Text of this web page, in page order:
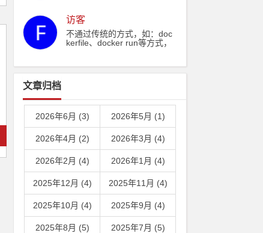
onf /etc/nginx/nginx.conf" ˃˃
./Dockerfile echo "RUN wher
eis nginx" ˃˃ ./Dockerfile ec
ho "EXPOSE 8000" ˃˃ ./Doc
process.json && nginx -g 'da
emon off;'" ˃˃ ./Dockerfile
访客
不通过传统的方式，如：doc
kerfile、docker run等方式，
文章归档
2026年6月 (3) 2026年5月 (1)
2026年4月 (2) 2026年3月 (4)
2026年2月 (4) 2026年1月 (4)
2025年12月 (4) 2025年11月 (4)
2025年10月 (4) 2025年9月 (4)
2025年8月 (5) 2025年7月 (5)